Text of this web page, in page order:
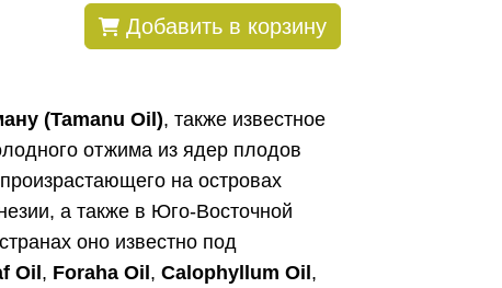
Добавить в корзину
(Tamanu Oil), также известное
отжима из ядер плодов
на островах
а также в Юго-Восточной
оно известно под
Oil , Foraha Oil , Calophyllum Oil ,